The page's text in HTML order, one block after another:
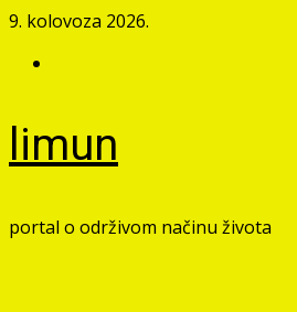
Skip
content
9. kolovoza 2026.
limun
portal o održivom načinu života